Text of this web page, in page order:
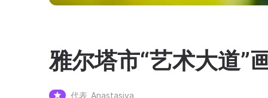
雅尔塔市“艺术大道”
代表 Anastasiya